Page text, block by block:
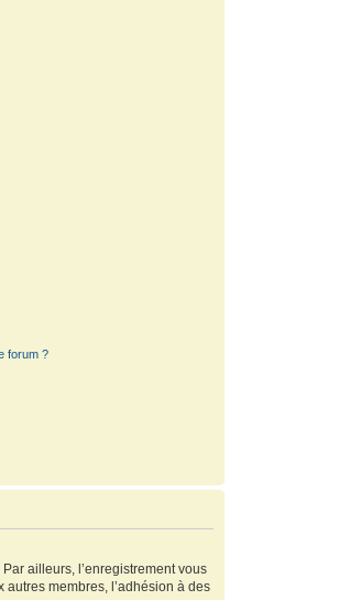
forum ?
ailleurs, l’enregistrement vous
membres, l’adhésion à des